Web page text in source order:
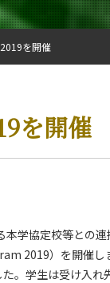
を開催
学協定校等との
2019）を開催し
。学生は受け入
を開催